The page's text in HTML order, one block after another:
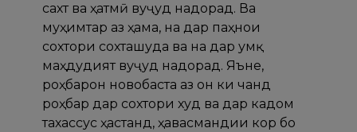
сахт ва ҳатмӣ вуҷуд надорад. Ва
муҳимтар аз ҳама, на дар паҳнои
сохтори сохташуда ва на дар умқ
маҳдудият вуҷуд надорад. Яъне,
роҳбарон новобаста аз он ки чанд
роҳбар дар сохтори худ ва дар кадом
тахассус ҳастанд, ҳавасмандии кор бо